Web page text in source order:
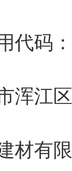
代
江
有限